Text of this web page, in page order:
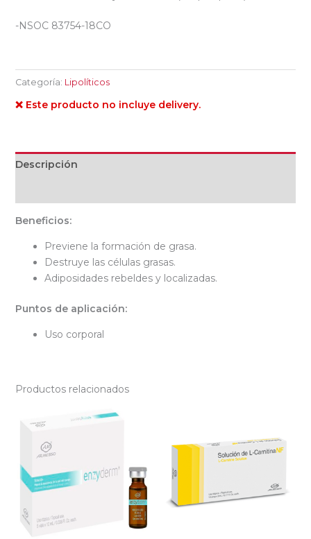
-NSOC 83754-18CO
Categoría: Lipolíticos
❌ Este producto no incluye delivery.
Descripción
Beneficios:
Previene la formación de grasa.
Destruye las células grasas.
Adiposidades rebeldes y localizadas.
Puntos de aplicación:
Uso corporal
Productos relacionados